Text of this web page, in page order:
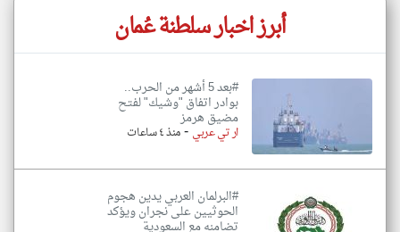
أبرز اخبار سلطنة عُمان
#بعد 5 أشهر من الحرب..
بوادر اتفاق "وشيك" لفتح
مضيق هرمز
ار تي عربي -منذ ٤ ساعات
#البرلمان العربي يدين هجوم
الحوثيين على نجران ويؤكد
تضامنه مع السعودية